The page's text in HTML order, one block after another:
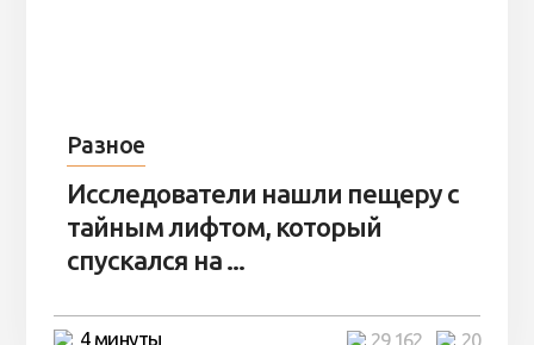
Разное
Исследователи нашли пещеру с
тайным лифтом, который
спускался на ...
4 минуты 20
29 162